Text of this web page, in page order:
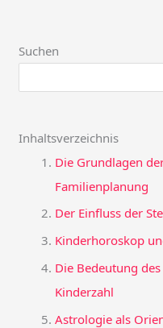
Suchen
Inhaltsverzeichnis
Die Grundlagen
Familienplanung
Der Einfluss der
Kinderhoroskop
Die Bedeutung
Kinderzahl
Astrologie als